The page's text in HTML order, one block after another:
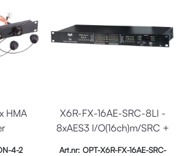
HMA
4-2
X6R-FX-16AE-SRC-8LI -
8xAES3 I/O(16ch)m/SRC +
Art.nr: OPT-X6R-FX-16AE-SRC-